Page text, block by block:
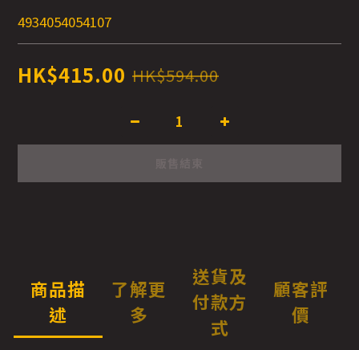
4934054054107
HK$415.00 HK$594.00
商品描
述
了解更
多
送貨及
付款方
式
顧客評
價